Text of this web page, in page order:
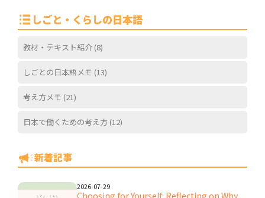
しごと・くらしの日本語
教材・テキスト紹介 (8)
しごとの日本語メモ (13)
考え方メモ (21)
日本で働くための考え方 (12)
新着記事
Choosing for Yourself: Reflecting on Why
2026-07-29